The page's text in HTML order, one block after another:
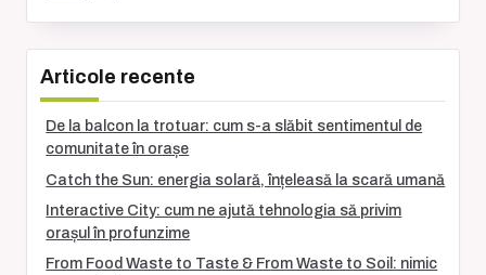
Articole recente
De la balcon la trotuar: cum s-a slăbit sentimentul de
comunitate în orașe
Catch the Sun: energia solară, înțeleasă la scară umană
Interactive City: cum ne ajută tehnologia să privim
orașul în profunzime
From Food Waste to Taste & From Waste to Soil: nimic